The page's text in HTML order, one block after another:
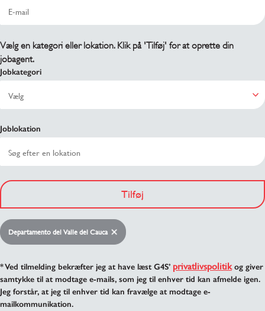
Vælg en kategori eller lokation. Klik på 'Tilføj' for at oprette din
jobagent.
Jobkategori
Joblokation
Tilføj
Departamento del Valle del Cauca
* Ved tilmelding bekræfter jeg at have læst G4S’ privatlivspolitikog giver
samtykke til at modtage e-mails, som jeg til enhver tid kan afmelde igen.
Jeg forstår, at jeg til enhver tid kan fravælge at modtage e-
mailkommunikation.